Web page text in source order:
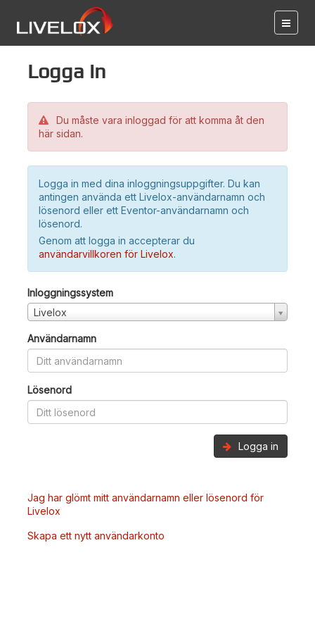
Logga in
Du måste vara inloggad för att komma åt den
här sidan.
Logga in med dina inloggningsuppgifter. Du kan
antingen använda ett Livelox-användarnamn och
lösenord eller ett Eventor-användarnamn och
lösenord.
Genom att logga in accepterar du
användarvillkoren för Livelox.
Inloggningssystem
Livelox
Användarnamn
Lösenord
Logga in
Jag har glömt mitt användarnamn eller lösenord för
Livelox
Skapa ett nytt användarkonto